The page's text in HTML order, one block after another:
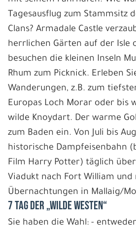
Tagesausflug zum Stammsitz
Clans? Armadale Castle
herrlichen Gärten auf der Isle
besuchen die kleinen Inseln
Rhum zum Picknick. Erleben
Wanderungen, z.B. zum
Europas Loch Morar oder bis
wilde Knoydart. Der warme
zum Baden ein. Von Juli bis
historische Dampfeisenbahn
Film Harry Potter) täglich
Viadukt nach Fort William und
Übernachtungen in Mallaig/
7 Tag Der „wilde Westen“
Sie haben die Wahl: -